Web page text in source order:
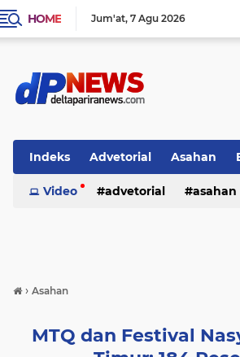
HOME Jum'at 7 Agu 2026
Indeks Advetorial Asahan
Video advetorial asahan
› Asahan
MTQ dan Festival